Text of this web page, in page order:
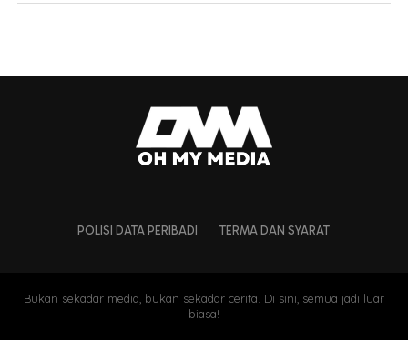
Palestin dan melihat sendiri keadaan di sana, dia sangat
menyedari kekejaman yang dilakukan tentera penjajah.
POLISI DATA PERIBADI TERMA DAN SYARAT
Bukan sekadar media, bukan sekadar cerita. Di sini, semua jadi luar
biasa!